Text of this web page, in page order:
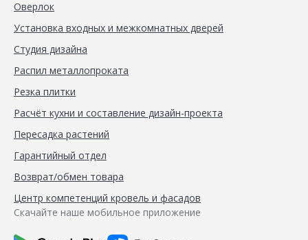
Оверлок
Установка входных и межкомнатных дверей
Студия дизайна
Распил металлопроката
Резка плитки
Расчёт кухни и составление дизайн-проекта
Пересадка растений
Гарантийный отдел
Возврат/обмен товара
Центр компетенций кровель и фасадов
Скачайте наше мобильное приложение